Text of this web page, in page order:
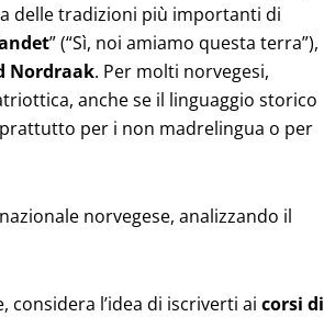
delle tradizioni più importanti di
” (“Sì, noi amiamo questa terra”),
Nordraak. Per molti norvegesi,
anche se il linguaggio storico
per i non madrelingua o per
norvegese, analizzando il
l’idea di iscriverti ai corsi di